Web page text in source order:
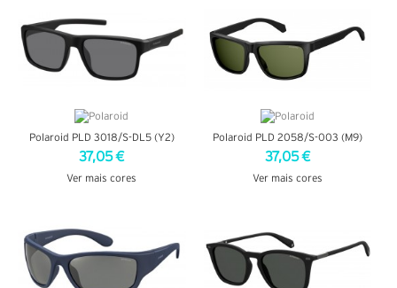
Polaroid PLD 3018/S-DL5 (Y2)
37,05 €
Ver mais cores
Polaroid PLD 2058/S-003 (M9)
37,05 €
Ver mais cores